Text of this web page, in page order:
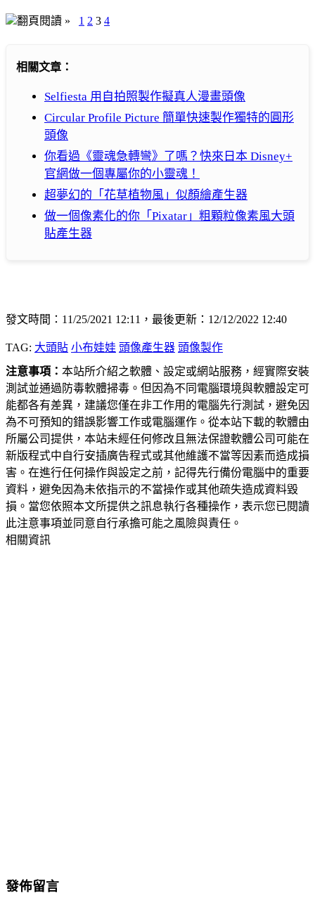
翻頁閱讀 » 1 2 3 4
相關文章：
Selfiesta 用自拍照製作擬真人漫畫頭像
Circular Profile Picture 簡單快速製作獨特的圓形
頭像
你看過《靈魂急轉彎》了嗎？快來日本 Disney+
官網做一個專屬你的小靈魂！
超夢幻的「花草植物風」似顏繪產生器
做一個像素化的你「Pixatar」粗顆粒像素風大頭
貼產生器
發文時間：11/25/2021 12:11，最後更新：12/12/2022 12:40
TAG: 大頭貼 小布娃娃 頭像產生器 頭像製作
注意事項： 本站所介紹之軟體、設定或網站服務，經實際安裝
測試並通過防毒軟體掃毒。但因為不同電腦環境與軟體設定可
能都各有差異，建議您僅在非工作用的電腦先行測試，避免因
為不可預知的錯誤影響工作或電腦運作。從本站下載的軟體由
所屬公司提供，本站未經任何修改且無法保證軟體公司可能在
新版程式中自行安插廣告程式或其他維護不當等因素而造成損
害。在進行任何操作與設定之前，記得先行備份電腦中的重要
資料，避免因為未依指示的不當操作或其他疏失造成資料毀
損。當您依照本文所提供之訊息執行各種操作，表示您已閱讀
此注意事項並同意自行承擔可能之風險與責任。
相關資訊
發佈留言